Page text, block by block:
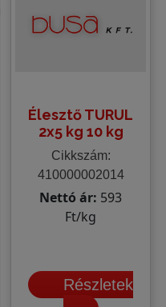
Élesztő TURUL
2x5 kg 10 kg
Cikkszám:
410000002014
Nettó ár: 593
Ft/kg
Részletek